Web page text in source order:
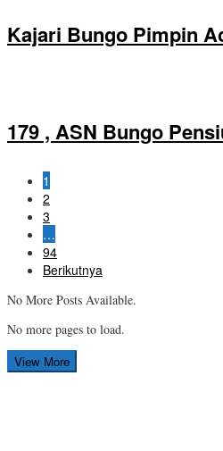
Kajari Bungo Pimpin
179 , ASN Bungo
1
2
3
…
94
Berikutnya
No More Posts Available.
No more pages to load.
View More